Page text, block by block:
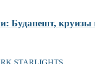
Будапешт,